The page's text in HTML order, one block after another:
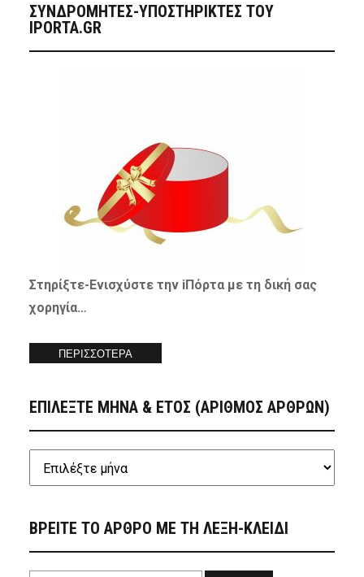
ΣΥΝΔΡΟΜΗΤΈΣ-ΥΠΟΣΤΗΡΙΚΤΈΣ ΤΟΥ
IPORTA.GR
Στηρίξτε-Ενισχύστετην iΠόρτα με τη δική σας
χορηγία…
ΠΕΡΙΣΣΟΤΕΡΑ
ΕΠΙΛΕΞΤΕ ΜΗΝΑ & ΕΤΟΣ (ΑΡΙΘΜΟΣ ΑΡΘΡΩΝ)
ΒΡΕΙΤΕ ΤΟ ΑΡΘΡΟ ΜΕ ΤΗ ΛΕΞΗ-ΚΛΕΙΔΙ